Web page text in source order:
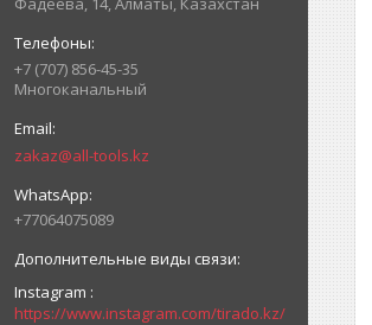
+7 (707) 856-45-35
Многоканальный
zakaz@all-tools.kz
+77064075089
Instagram
https://www.instagram.com/tirado.kz/